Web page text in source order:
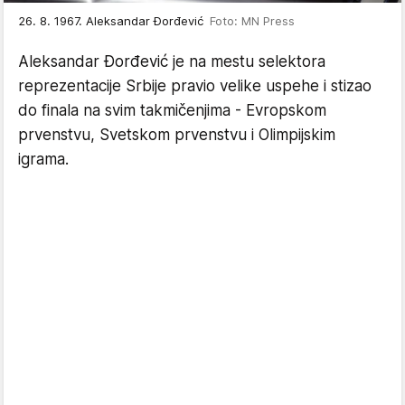
26. 8. 1967. Aleksandar Đorđević Foto: MN Press
Aleksandar Đorđević je na mestu selektora
reprezentacije Srbije pravio velike uspehe i stizao
do finala na svim takmičenjima - Evropskom
prvenstvu, Svetskom prvenstvu i Olimpijskim
igrama.